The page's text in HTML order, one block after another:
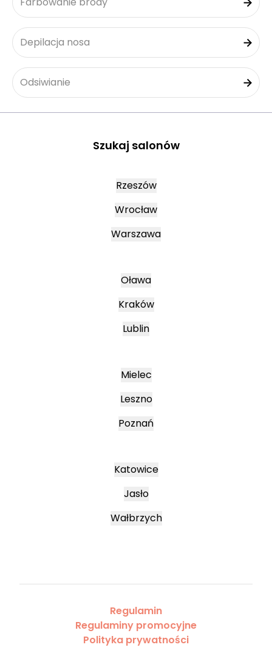
Depilacja nosa
Odsiwianie
Szukaj salonów
Rzeszów
Wrocław
Warszawa
Oława
Kraków
Lublin
Mielec
Leszno
Poznań
Katowice
Jasło
Wałbrzych
Regulamin
Regulaminy promocyjne
Polityka prywatności